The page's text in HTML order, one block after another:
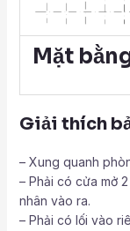
Mặt
Giải thích
– Xung quanh
– Phải có cửa mở
nhân vào ra.
– Phải có lối vào